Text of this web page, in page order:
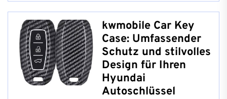
kwmobile Car Key
Case: Umfassender
Schutz und stilvolles
Design für Ihren
Hyundai
Autoschlüssel